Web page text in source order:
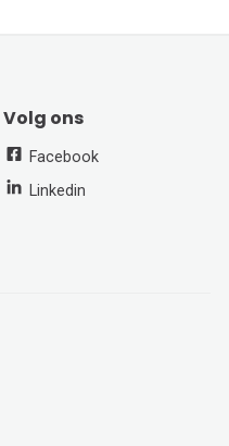
Volg ons
Facebook
Linkedin